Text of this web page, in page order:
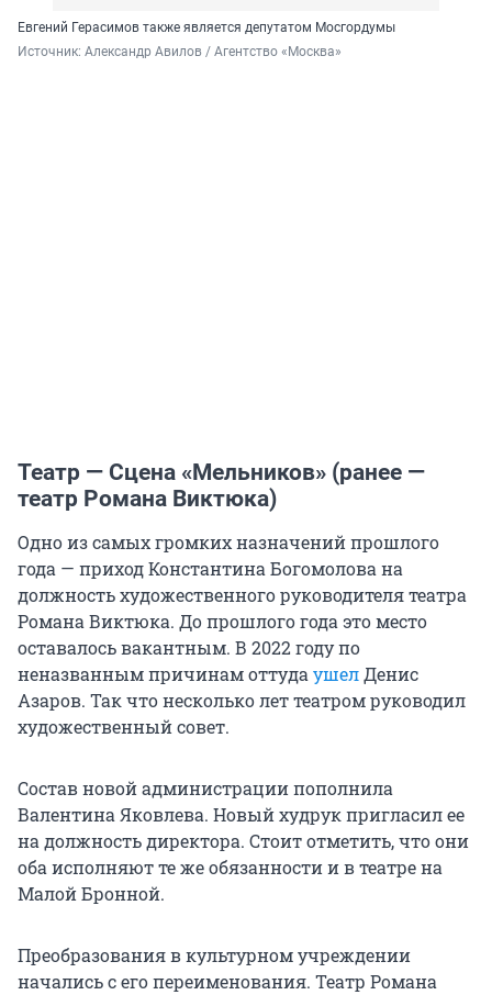
Евгений Герасимов также является депутатом Мосгордумы
Источник: Александр Авилов / Агентство «Москва»
Театр — Сцена «Мельников» (ранее —
театр Романа Виктюка)
Одно из самых громких назначений прошлого
года — приход Константина Богомолова на
должность художественного руководителя театра
Романа Виктюка. До прошлого года это место
оставалось вакантным. В 2022 году по
неназванным причинам оттуда ушелДенис
Азаров. Так что несколько лет театром руководил
художественный совет.
Состав новой администрации пополнила
Валентина Яковлева. Новый худрук пригласил ее
на должность директора. Стоит отметить, что они
оба исполняют те же обязанности и в театре на
Малой Бронной.
Преобразования в культурном учреждении
начались с его переименования. Театр Романа